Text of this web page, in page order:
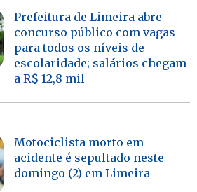
Prefeitura de Limeira abre
concurso público com vagas
para todos os níveis de
escolaridade; salários chegam
a R$ 12,8 mil
Motociclista morto em
acidente é sepultado neste
domingo (2) em Limeira